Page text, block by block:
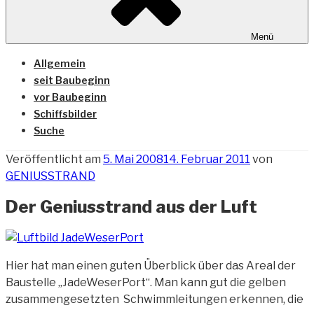
Menü
Allgemein
seit Baubeginn
vor Baubeginn
Schiffsbilder
Suche
Veröffentlicht am 5. Mai 200814. Februar 2011 von
GENIUSSTRAND
Der Geniusstrand aus der Luft
Hier hat man einen guten Überblick über das Areal der
Baustelle „JadeWeserPort“. Man kann gut die gelben
zusammengesetzten Schwimmleitungen erkennen, die